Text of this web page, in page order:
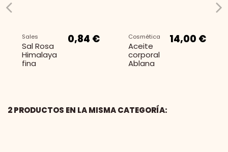
Sales
Sal Rosa
Himalaya
fina
0,84 € Cosmética
Aceite
corporal
Ablana
14,00 €
2 PRODUCTOS EN LA MISMA CATEGORÍA: